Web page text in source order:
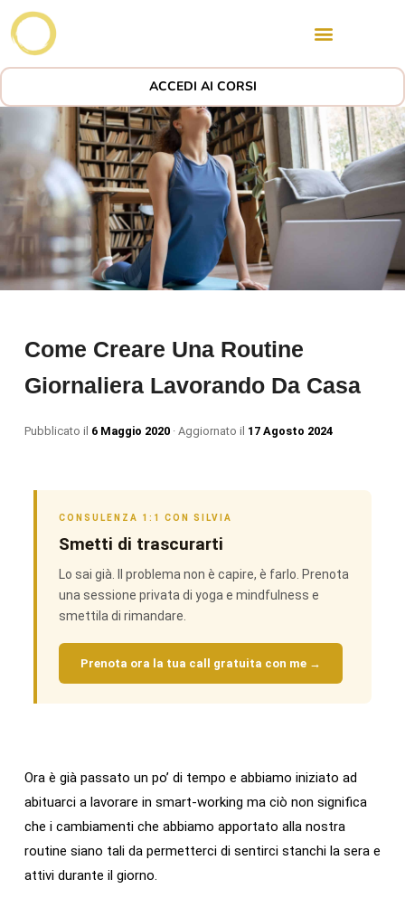
ACCEDI AI CORSI
Come Creare Una Routine
Giornaliera Lavorando Da Casa
Pubblicato il 6 Maggio 2020· Aggiornato il 17 Agosto 2024
CONSULENZA 1:1 CON SILVIA
Smetti di trascurarti
Lo sai già. Il problema non è capire, è farlo. Prenota
una sessione privata di yoga e mindfulness e
smettila di rimandare.
Prenota ora la tua call gratuita con me →
Ora è già passato un po’ di tempo e abbiamo iniziato ad
abituarci a lavorare in smart-working ma ciò non significa
che i cambiamenti che abbiamo apportato alla nostra
routine siano tali da permetterci di sentirci stanchi la sera e
attivi durante il giorno.